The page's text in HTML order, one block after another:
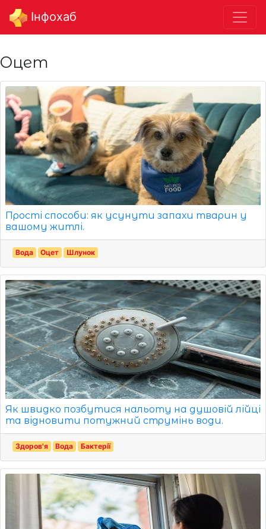
Інфохаб
Оцет
Прості способи: як усунути запахи тварин у
вашому житлі.
Вода Оцет Шлунок
Як швидко позбутися нальоту на душовій лійці
та відновити потужний струмінь води.
Здоров'я Вода Бактерії